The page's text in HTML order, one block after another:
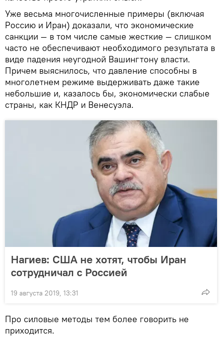
Уже весьма многочисленные примеры (включая
Россию и Иран) доказали, что экономические
санкции — в том числе самые жесткие — слишком
часто не обеспечивают необходимого результата в
виде падения неугодной Вашингтону власти.
Причем выяснилось, что давление способны в
многолетнем режиме выдерживать даже такие
небольшие и, казалось бы, экономически слабые
страны, как КНДР и Венесуэла.
Нагиев: США не хотят, чтобы Иран
сотрудничал с Россией
19 августа 2019, 13:31
Про силовые методы тем более говорить не
приходится.